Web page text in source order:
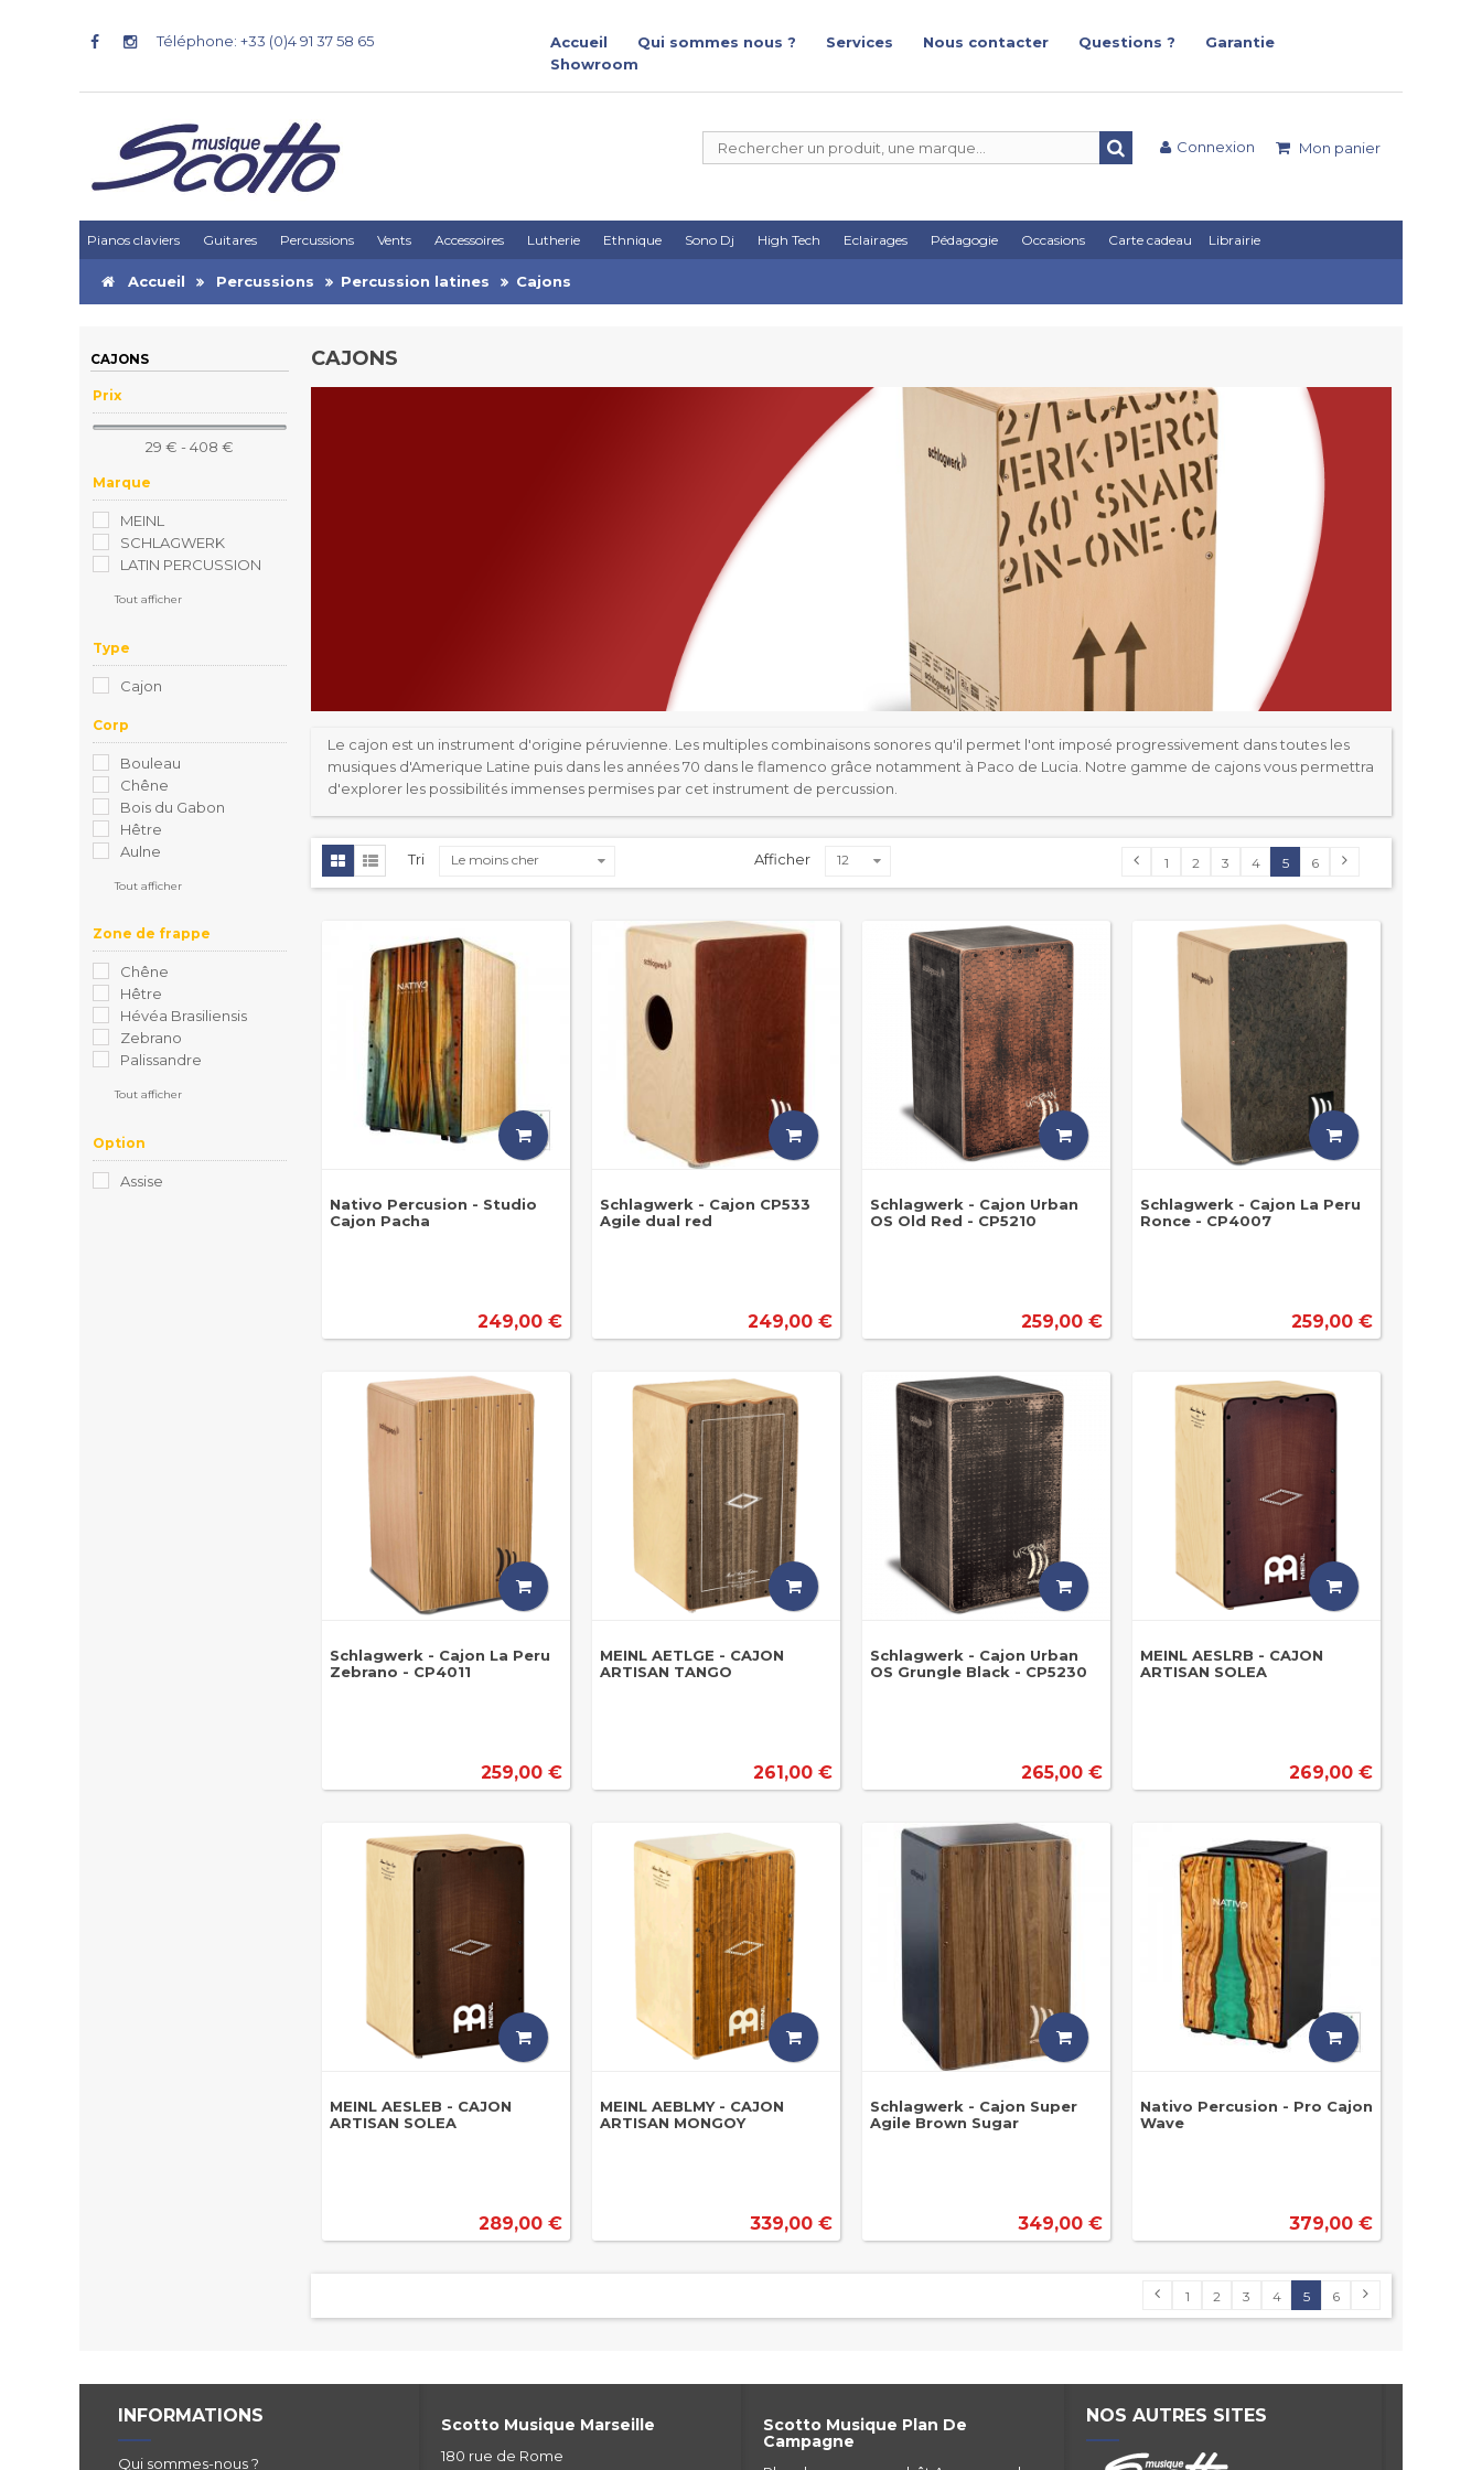
Téléphone: +33 (0)4 91 37 58 65 Accueil Qui sommes nous ? Services Nous contacter Questions ?
Garantie
Showroom
Mon panier
Connexion
Pianos claviers Guitares Percussions Vents Accessoires Lutherie Ethnique Sono Dj High Tech Eclairages Pédagogie Occasions Carte cadeau Librairie
Accueil Percussions Percussion latines Cajons
CAJONS
Prix
29 € - 408 €
Marque
MEINL
SCHLAGWERK
LATIN PERCUSSION
Tout afficher
Type
Cajon
Corp
Bouleau
Chêne
Bois du Gabon
Hêtre
Aulne
Tout afficher
Zone de frappe
Chêne
Hêtre
Hévéa Brasiliensis
Zebrano
Palissandre
Tout afficher
Option
Assise
CAJONS
Le cajon est un instrument d'origine péruvienne. Les multiples combinaisons sonores qu'il permet l'ont imposé progressivement dans toutes les
musiques d'Amerique Latine puis dans les années 70 dans le flamenco grâce notamment à Paco de Lucia. Notre gamme de cajons vous permettra
d'explorer les possibilités immenses permises par cet instrument de percussion.
1 2 3 4 5 6
Tri Le moins cher Afficher 12
Nativo Percusion - Studio
Cajon Pacha
249,00 €
Schlagwerk - Cajon CP533
Agile dual red
249,00 €
Schlagwerk - Cajon Urban
OS Old Red - CP5210
259,00 €
Schlagwerk - Cajon La Peru
Ronce - CP4007
259,00 €
Schlagwerk - Cajon La Peru
Zebrano - CP4011
259,00 €
MEINL AETLGE - CAJON
ARTISAN TANGO
261,00 €
Schlagwerk - Cajon Urban
OS Grungle Black - CP5230
265,00 €
MEINL AESLRB - CAJON
ARTISAN SOLEA
269,00 €
MEINL AESLEB - CAJON
ARTISAN SOLEA
289,00 €
MEINL AEBLMY - CAJON
ARTISAN MONGOY
339,00 €
Schlagwerk - Cajon Super
Agile Brown Sugar
349,00 €
Nativo Percusion - Pro Cajon
Wave
379,00 €
1 2 3 4 5 6
INFORMATIONS
Qui sommes-nous ?
Scotto Musique Marseille
180 rue de Rome
Scotto Musique Plan De
Campagne
NOS AUTRES SITES